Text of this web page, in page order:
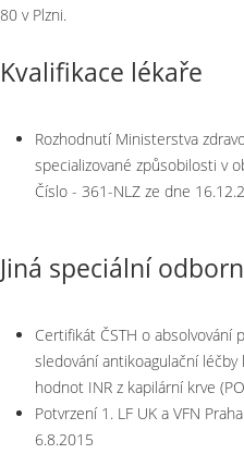
80 v Plzni.
Kvalifikace lékaře
Rozhodnutí Ministerstva
specializované způsobilosti v
Číslo - 361-NLZ ze dne
Jiná speciální
Certifikát ČSTH o absolvování
sledování antikoagulační
hodnot INR z kapilární krve
Potvrzení 1. LF UK a VFN
6.8.2015